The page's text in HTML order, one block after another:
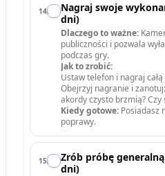
14.
Nagraj swoje
dni)
Dlaczego to ważne:
publiczności i pozwala
podczas gry.
Jak to zrobić:
Ustaw telefon i nagraj
Obejrzyj nagranie i
akordy czysto brzmią? Czy
Kiedy gotowe: Posiadasz
poprawy.
15.
Zrób próbę
dni)